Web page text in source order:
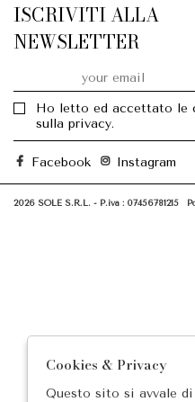
ISCRIVITI ALLA
NEWSLETTER
Ho letto ed accettato le
sulla privacy.
Facebook Instagram
2026 SOLE S.R.L. - P.iva : 07456781215
Cookies & Privacy
Questo sito si avvale